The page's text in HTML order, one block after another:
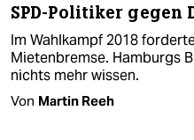
SPD-Politiker gegen
Im Wahlkampf 2018
Mietenbremse. Hamburgs
nichts mehr wissen.
Von Martin Reeh